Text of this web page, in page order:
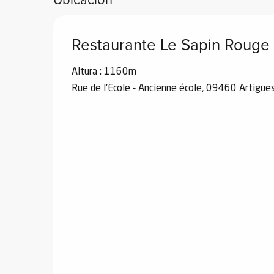
Restaurante Le Sapin Rouge
Altura : 1160m
Rue de l'Ecole - Ancienne école, 09460 Artigues